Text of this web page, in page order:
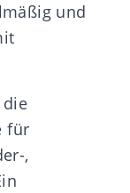
und
für
,